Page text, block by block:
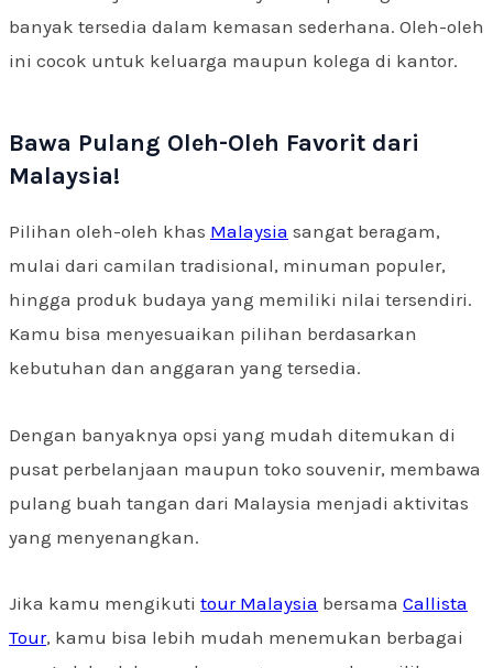
banyak tersedia dalam kemasan sederhana. Oleh-oleh
ini cocok untuk keluarga maupun kolega di kantor.
Bawa Pulang Oleh-Oleh Favorit dari
Malaysia!
Pilihan oleh-oleh khas Malaysia sangat beragam,
mulai dari camilan tradisional, minuman populer,
hingga produk budaya yang memiliki nilai tersendiri.
Kamu bisa menyesuaikan pilihan berdasarkan
kebutuhan dan anggaran yang tersedia.
Dengan banyaknya opsi yang mudah ditemukan di
pusat perbelanjaan maupun toko souvenir, membawa
pulang buah tangan dari Malaysia menjadi aktivitas
yang menyenangkan.
Jika kamu mengikuti tour Malaysia bersama Callista
Tour, kamu bisa lebih mudah menemukan berbagai